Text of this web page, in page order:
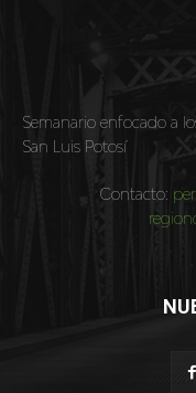
Semanario enfocado a
San Luis Potosí
Contacto: